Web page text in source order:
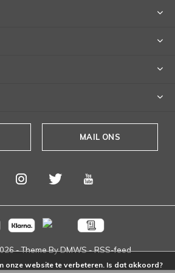
MAIL ONS
- Theme ByDMWS-RSS-feed
onze website te verbeteren. Is dat akkoord?